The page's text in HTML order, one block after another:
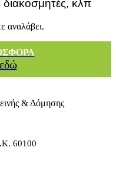
διακοσμητές, κλπ
αναλάβει.
60100